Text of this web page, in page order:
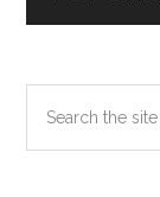
Primary
Sidebar
the